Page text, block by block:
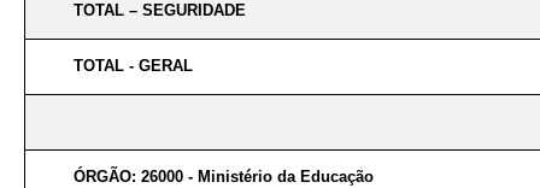
TOTAL – SEGURIDADE
TOTAL - GERAL
ÓRGÃO: 26000 - Ministério da Educação